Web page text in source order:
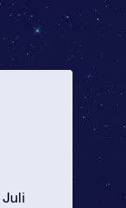
Juli